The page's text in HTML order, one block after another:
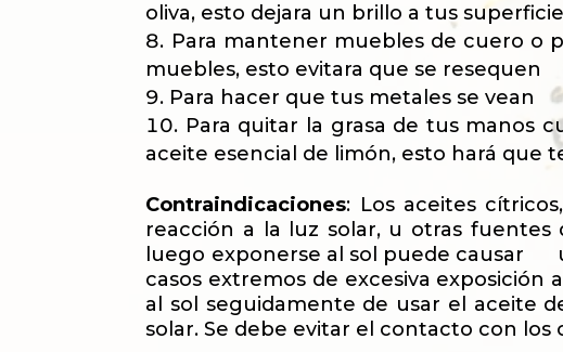
oliva, esto dejara un brillo a tus
Para mantener muebles de cuero o
muebles, esto evitara que se resequen
Para hacer que tus metales se vean
Para quitar la grasa de tus manos
aceite esencial de limón, esto hará que
Contraindicaciones: Los aceites
reacción a la luz solar, u otras
luego exponerse al sol puede causar
casos extremos de excesiva exposición
al sol seguidamente de usar el aceite
solar. Se debe evitar el contacto con